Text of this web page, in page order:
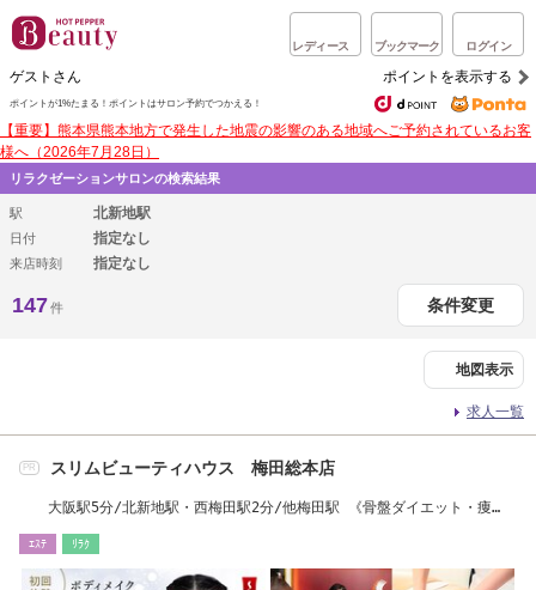
レディース ブックマーク ログイン
ゲストさん ポイントを表示する
ポイントが1%たまる！ ポイントはサロン予約でつかえる！
【重要】熊本県熊本地方で発生した地震の影響のある地域へご予約されているお客
様へ（2026年7月28日）
リラクゼーションサロンの検索結果
駅 北新地駅
日付 指定なし
来店時刻 指定なし
147件 条件変更
地図表示
求人一覧
PR スリムビューティハウス 梅田総本店
大阪駅5分/北新地駅・西梅田駅2分/他梅田駅 《骨盤ダイエット・痩
ｴｽﾃ ﾘﾗｸ